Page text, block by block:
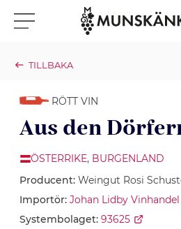
Klicka för meny
TILLBAKA
RÖTT VIN
Aus den
ÖSTERRIKE, BURGENLAND
Producent: Weingut Rosi
Importör: Johan Lidby
Systembolaget: 93625